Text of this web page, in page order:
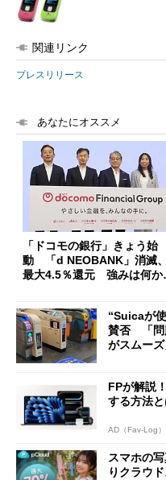
関連リンク
プレスリリース
あなたにオススメ
「ドコモの銀行」きょう始
動 「d NEOBANK」消滅、
最大4.5％還元 強みは何か
“Suicaが
賛否 「問
がスムーズ
FPが解説
する方法と
AD（Fav-Log）
スマホの
りクラウ